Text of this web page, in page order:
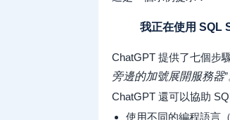
我正在使用 SQL
ChatGPT 提供了七個步
旁邊的加號展開服務器”
ChatGPT 還可以協助
使用不同的編程語言